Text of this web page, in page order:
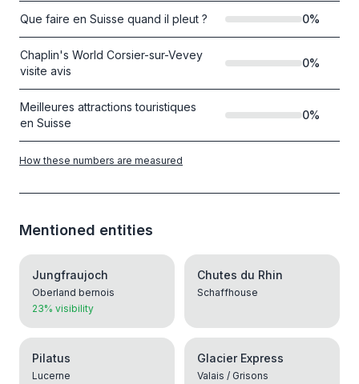
Que faire en Suisse quand il pleut ? 0%
Chaplin's World Corsier-sur-Vevey
visite avis
0%
Meilleures attractions touristiques
en Suisse
0%
How these numbers are measured
Mentioned entities
Jungfraujoch
Oberland bernois
23% visibility
Chutes du Rhin
Schaffhouse
Pilatus
Lucerne
Glacier Express
Valais / Grisons